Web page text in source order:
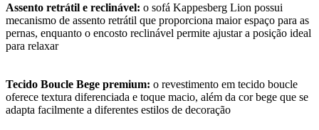
Assento retrátil e reclinável: o sofá Kappesberg Lion possui
mecanismo de assento retrátil que proporciona maior espaço para as
pernas, enquanto o encosto reclinável permite ajustar a posição ideal
para relaxar
Tecido Boucle Bege premium: o revestimento em tecido boucle
oferece textura diferenciada e toque macio, além da cor bege que se
adapta facilmente a diferentes estilos de decoração